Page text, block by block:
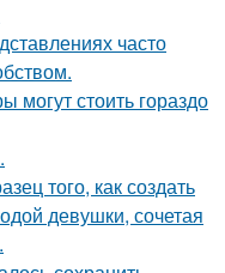
часто
могут стоить гораздо
того, как создать
девушки, сочетая